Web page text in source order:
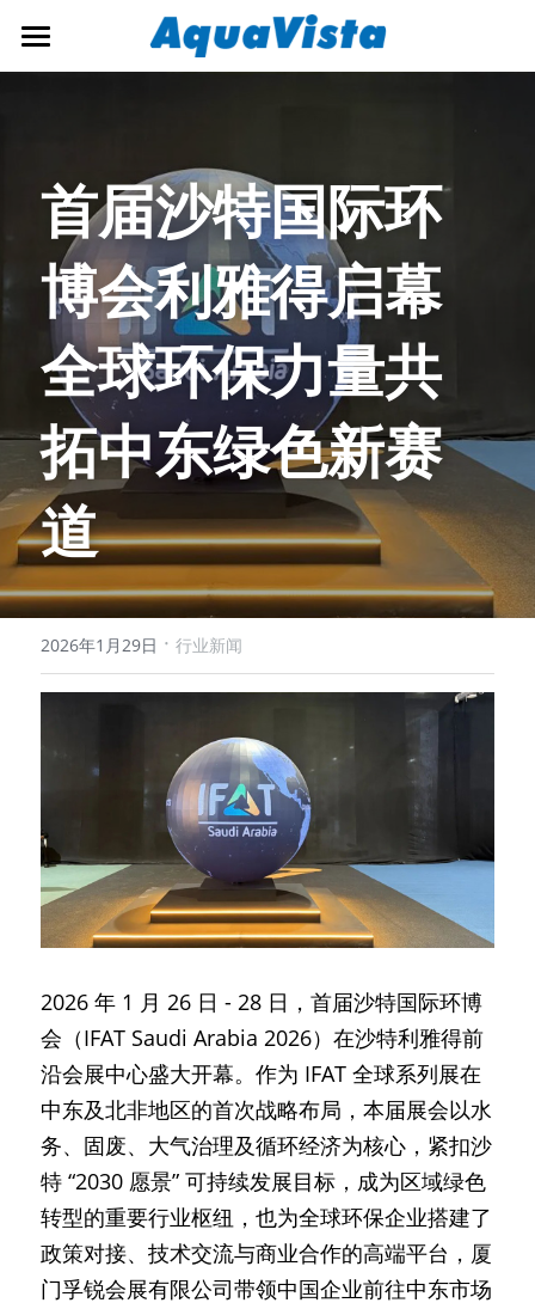
首页
解决方案
生态环境监测
预警监测
大数据应用
运维保障
海事产品
新闻资讯
公司新闻
行业新闻
招贤纳士
联系我们
简体中文
简体中文
English
首届沙特国际环
博会利雅得启幕
全球环保力量共
拓中东绿色新赛
道
2026年1月29日 · 行业新闻
2026 年 1 月 26 日 - 28 日，首届沙特国际环博
会（IFAT Saudi Arabia 2026）在沙特利雅得前
沿会展中心盛大开幕。作为 IFAT 全球系列展在
中东及北非地区的首次战略布局，本届展会以水
务、固废、大气治理及循环经济为核心，紧扣沙
特 “2030 愿景” 可持续发展目标，成为区域绿色
转型的重要行业枢纽，也为全球环保企业搭建了
政策对接、技术交流与商业合作的高端平台，厦
门孚锐会展有限公司带领中国企业前往中东市场